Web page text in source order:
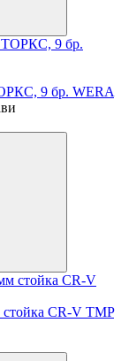
9 бр. WERA
CR-V TMP